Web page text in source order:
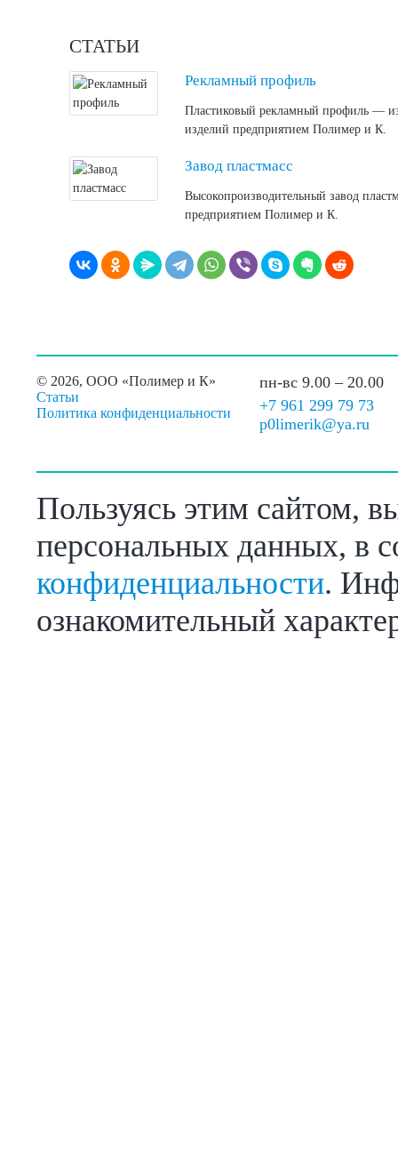
СТАТЬИ
Рекламный профиль
Пластиковый рекламный профиль —
изделий предприятием Полимер и К.
Завод пластмасс
Высокопроизводительный завод
предприятием Полимер и К.
©2026, ООО «Полимер и К»
Статьи
Политика конфиденциальности
пн-вс 9.00 – 20.00
+7 961 299 79 73
p0limerik@ya.ru
Пользуясь этим сайтом,
персональных данных, в
конфиденциальности.
ознакомительный